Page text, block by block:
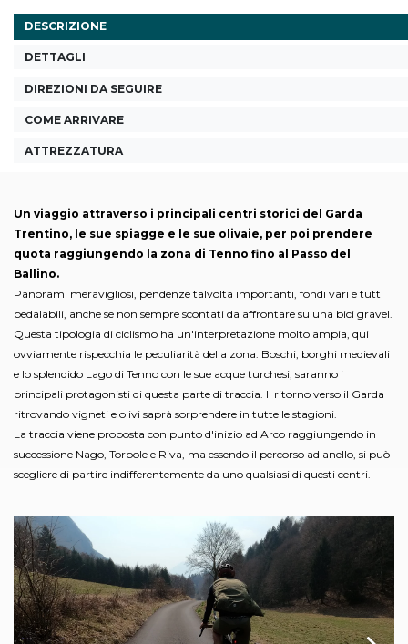
DESCRIZIONE
DETTAGLI
DIREZIONI DA SEGUIRE
COME ARRIVARE
ATTREZZATURA
Un viaggio attraverso i principali centri storici del Garda
Trentino, le sue spiagge e le sue olivaie, per poi prendere
quota raggiungendo la zona di Tenno fino al Passo del
Ballino.
Panorami meravigliosi, pendenze talvolta importanti, fondi vari e tutti
pedalabili, anche se non sempre scontati da affrontare su una bici gravel.
Questa tipologia di ciclismo ha un'interpretazione molto ampia, qui
ovviamente rispecchia le peculiarità della zona. Boschi, borghi medievali
e lo splendido Lago di Tenno con le sue acque turchesi, saranno i
principali protagonisti di questa parte di traccia. Il ritorno verso il Garda
ritrovando vigneti e olivi saprà sorprendere in tutte le stagioni.
La traccia viene proposta con punto d'inizio ad Arco raggiungendo in
successione Nago, Torbole e Riva, ma essendo il percorso ad anello, si può
scegliere di partire indifferentemente da uno qualsiasi di questi centri.